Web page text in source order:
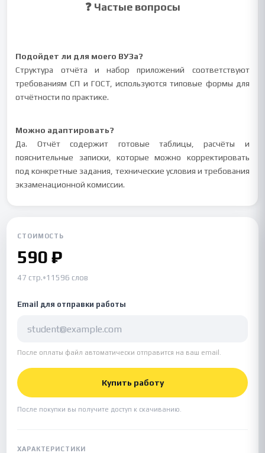
❓ Частые вопросы
Подойдет ли для моего ВУЗа?
Структура отчёта и набор приложений соответствуют
требованиям СП и ГОСТ, используются типовые формы для
отчётности по практике.
Можно адаптировать?
Да. Отчёт содержит готовые таблицы, расчёты и
пояснительные записки, которые можно корректировать
под конкретные задания, технические условия и требования
экзаменационной комиссии.
СТОИМОСТЬ
590 ₽
47 стр.•11596 слов
Email для отправки работы
После оплаты файл автоматически отправится на ваш email.
Купить работу
После покупки вы получите доступ к скачиванию.
ХАРАКТЕРИСТИКИ